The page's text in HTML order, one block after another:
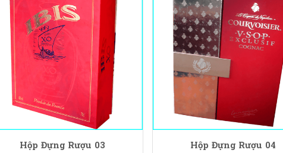
Hộp Đựng Rượu 03 Hộp Đựng Rượu 04